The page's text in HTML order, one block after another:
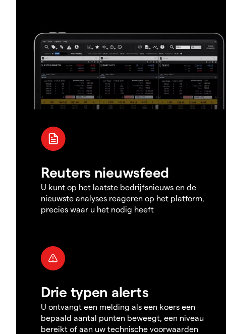
Reuters nieuwsfeed
U kunt op het laatste bedrijfsnieuws en de
nieuwste analyses reageren op het platform,
precies waar u het nodig heeft
Drie typen alerts
U ontvangt een melding als een koers een
bepaald aantal punten beweegt, een niveau
bereikt of aan uw technische voorwaarden